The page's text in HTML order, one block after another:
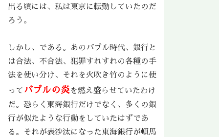
出る頃には、私は東京に転勤していたのだ
ろう。
しかし、である。あのバブル時代、銀行と
は合法、不合法、犯罪すれすれの各種の手
法を使い分け、それを火吹き竹のように使
って バブルの炎を燃え盛らせていたわけ
だ。恐らく東海銀行だけでなく、多くの銀
行が似たような行動をしていたはずであ
る。それが表沙汰になった東海銀行が頓馬